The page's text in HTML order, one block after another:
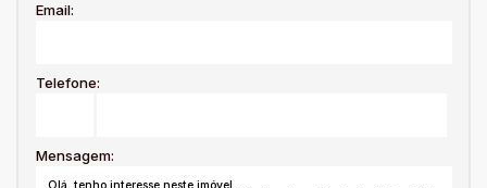
Email:
Telefone:
Mensagem: